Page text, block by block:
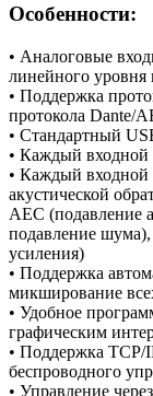
Особенности:
• Аналоговые
линейного
• Поддержка
протокола Dante/
• Стандартный
• Каждый входной
• Каждый входной
акустической
AEC (подавление
подавление шума),
усиления)
• Поддержка
микширование
• Удобное
графическим
• Поддержка TCP/
беспроводного
• Управление